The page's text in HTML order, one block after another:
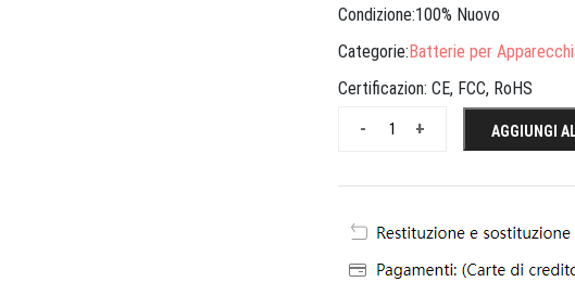
Condizione:100% Nuovo
Categorie:Batterie per
Certificazion: CE, FCC, RoHS
+
- AGGIUNGI